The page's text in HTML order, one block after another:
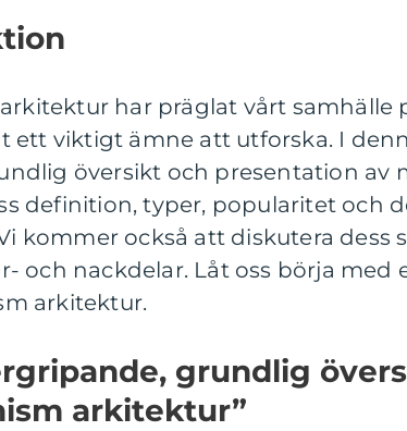
har präglat vårt samhälle
ett viktigt ämne att utforska. I
översikt och presentation av
definition, typer, popularitet och
kommer också att diskutera dess
och nackdelar. Låt oss börja
arkitektur.
grundlig
arkitektur”